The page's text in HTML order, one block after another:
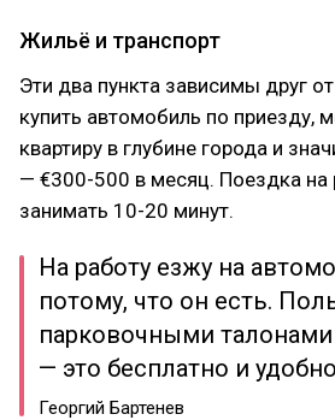
Жильё и транспорт
Эти два пункта зависимы друг
купить автомобиль по приезду,
квартиру в глубине города и
— €300-500 в месяц. Поездка на
занимать 10-20 минут.
На работу езжу на
потому, что он есть.
парковочными
— это бесплатно и
Георгий Бартенев